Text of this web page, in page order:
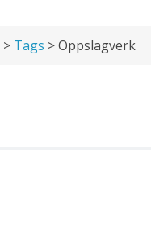
> Tags > Oppslagverk